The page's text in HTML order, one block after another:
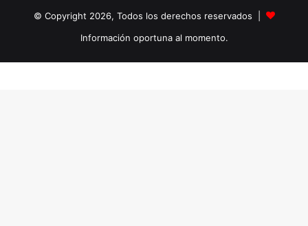
© Copyright 2026, Todos los derechos reservados |
Información oportuna al momento.